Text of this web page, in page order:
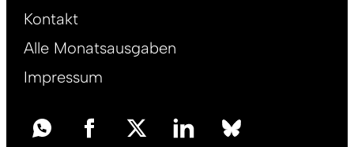
Kontakt
Alle Monatsausgaben
Impressum